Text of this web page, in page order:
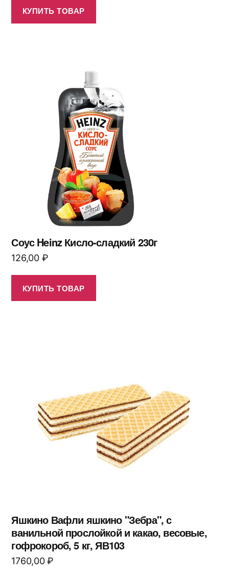
КУПИТЬ ТОВАР
Соус Heinz Кисло-сладкий 230г
126,00 ₽
КУПИТЬ ТОВАР
Яшкино Вафли яшкино "Зебра", с
ванильной прослойкой и какао, весовые,
гофрокороб, 5 кг, ЯВ103
1760,00₽